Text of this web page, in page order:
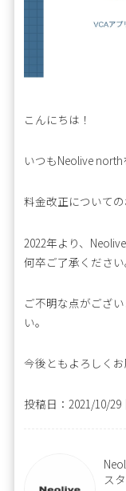
こんにちは！
いつもNeolive
料金改正についての
2022年より、
何卒ご了承ください
ご不明な点がござ
い。
今後ともよろしくお
投稿日：2021/10/29｜
ス